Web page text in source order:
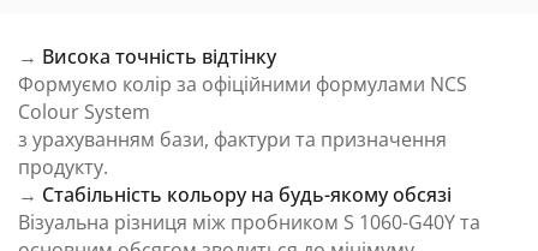
→ Висока точність відтінку
Формуємо колір за офіційними формулами NCS
Colour System
з урахуванням бази, фактури та призначення
продукту.
→ Стабільність кольору на будь-якому обсязі
Візуальна різниця між пробником S 1060-G40Y та